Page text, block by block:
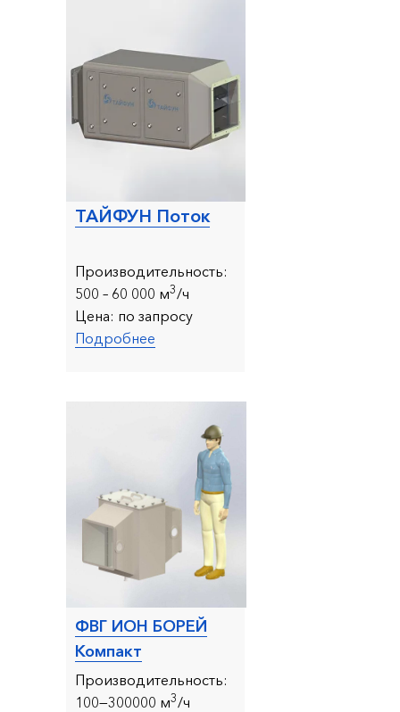
ФВГ ИОН БОРЕЙ
Компакт
Производительность:
100—300000 м3/ч
ТАЙФУН Поток
Производительность:
500 – 60 000 м3/ч
Цена: по запросу
Подробнее